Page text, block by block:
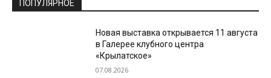
ПОПУЛЯРНОЕ
Новая выставка открывается 11 августа
в Галерее клубного центра
«Крылатское»
07.08.2026